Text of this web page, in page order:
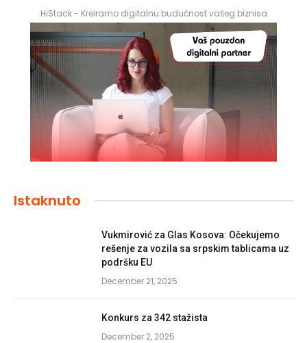
HiStack - Kreiramo digitalnu budućnost vašeg biznisa
Istaknuto
Vukmirović za Glas Kosova: Očekujemo
rešenje za vozila sa srpskim tablicama uz
podršku EU
December 21, 2025
Konkurs za 342 stažista
December 2, 2025